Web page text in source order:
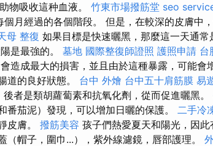
物吸收這种血液。 竹東市場撥筋堂 seo
月經過的各個階段。 但是，在較深的皮膚中
母 整復 如果目標是快速曬黑，那麼這一天通常
是最強的。 墓地 國際整復師證照 護照申請 台
造成最大的損害，並且由於這種暴露，可能會
道的良好狀態。 台中 外燴 台中五十肩筋膜 易
者是類胡蘿蔔素和抗氧化劑，從而促進曬黑。
茄泥）發現，可以增加日曬的保護。 二手冷
皮膚。 撥筋美容 孩子們熱愛夏天和陽光，因此
帽子，圍巾...），紫外線濾鏡，唇部護理。